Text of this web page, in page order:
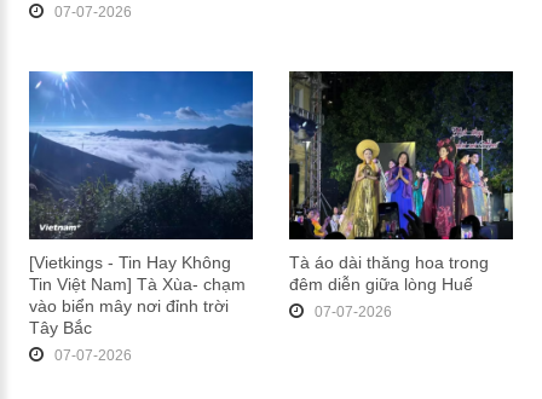
07-07-2026
[Vietkings - Tin Hay Không
Tin Việt Nam] Tà Xùa- chạm
vào biển mây nơi đỉnh trời
Tây Bắc
07-07-2026
Tà áo dài thăng hoa trong
đêm diễn giữa lòng Huế
07-07-2026